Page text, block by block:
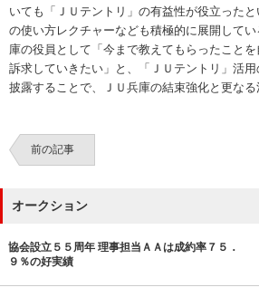
いても「ＪＵテントリ」の有益性が役立ったと
の使い方レクチャーなども積極的に展開して
庫の役員として「今まで教えてもらったこと
訴求していきたい」と、「ＪＵテントリ」活用
披露することで、ＪＵ兵庫の結束強化と更なる
前の記事
オークション
協会設立５５周年 理事担当ＡＡは成約率７５．
９％の好実績